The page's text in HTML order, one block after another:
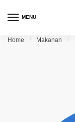
MENU
Home / Makanan /